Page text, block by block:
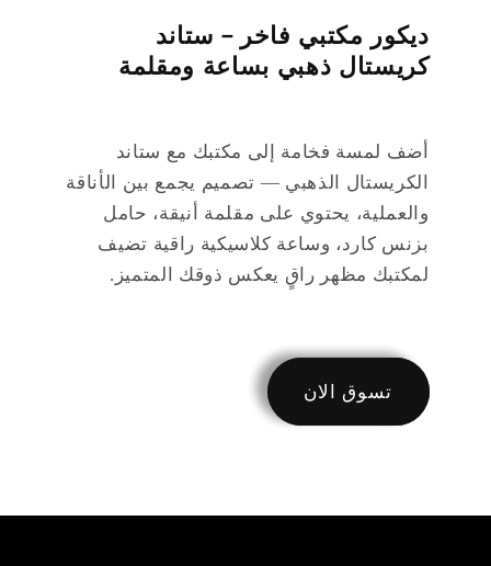
ديكور مكتبي فاخر – ستاند
كريستال ذهبي بساعة ومقلمة
أضف لمسة فخامة إلى مكتبك مع ستاند
الكريستال الذهبي — تصميم يجمع بين الأناقة
والعملية، يحتوي على مقلمة أنيقة، حامل
بزنس كارد، وساعة كلاسيكية راقية تضيف
لمكتبك مظهر راقٍ يعكس ذوقك المتميز.
تسوق الان